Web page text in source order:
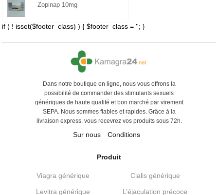
Zopinap 10mg
if ( ! isset($footer_class) ) { $footer_class = ''; }
Dans notre boutique en ligne, nous vous offrons la
possibilité de commander des stimulants sexuels
génériques de haute qualité et bon marché par virement
SEPA. Nous sommes fiables et rapides. Grâce à la
livraison express, vous recevrez vos produits sous 72h.
Sur nous Conditions
Produit
Viagra générique Cialis générique
Levitra générique L’éjaculation précoce